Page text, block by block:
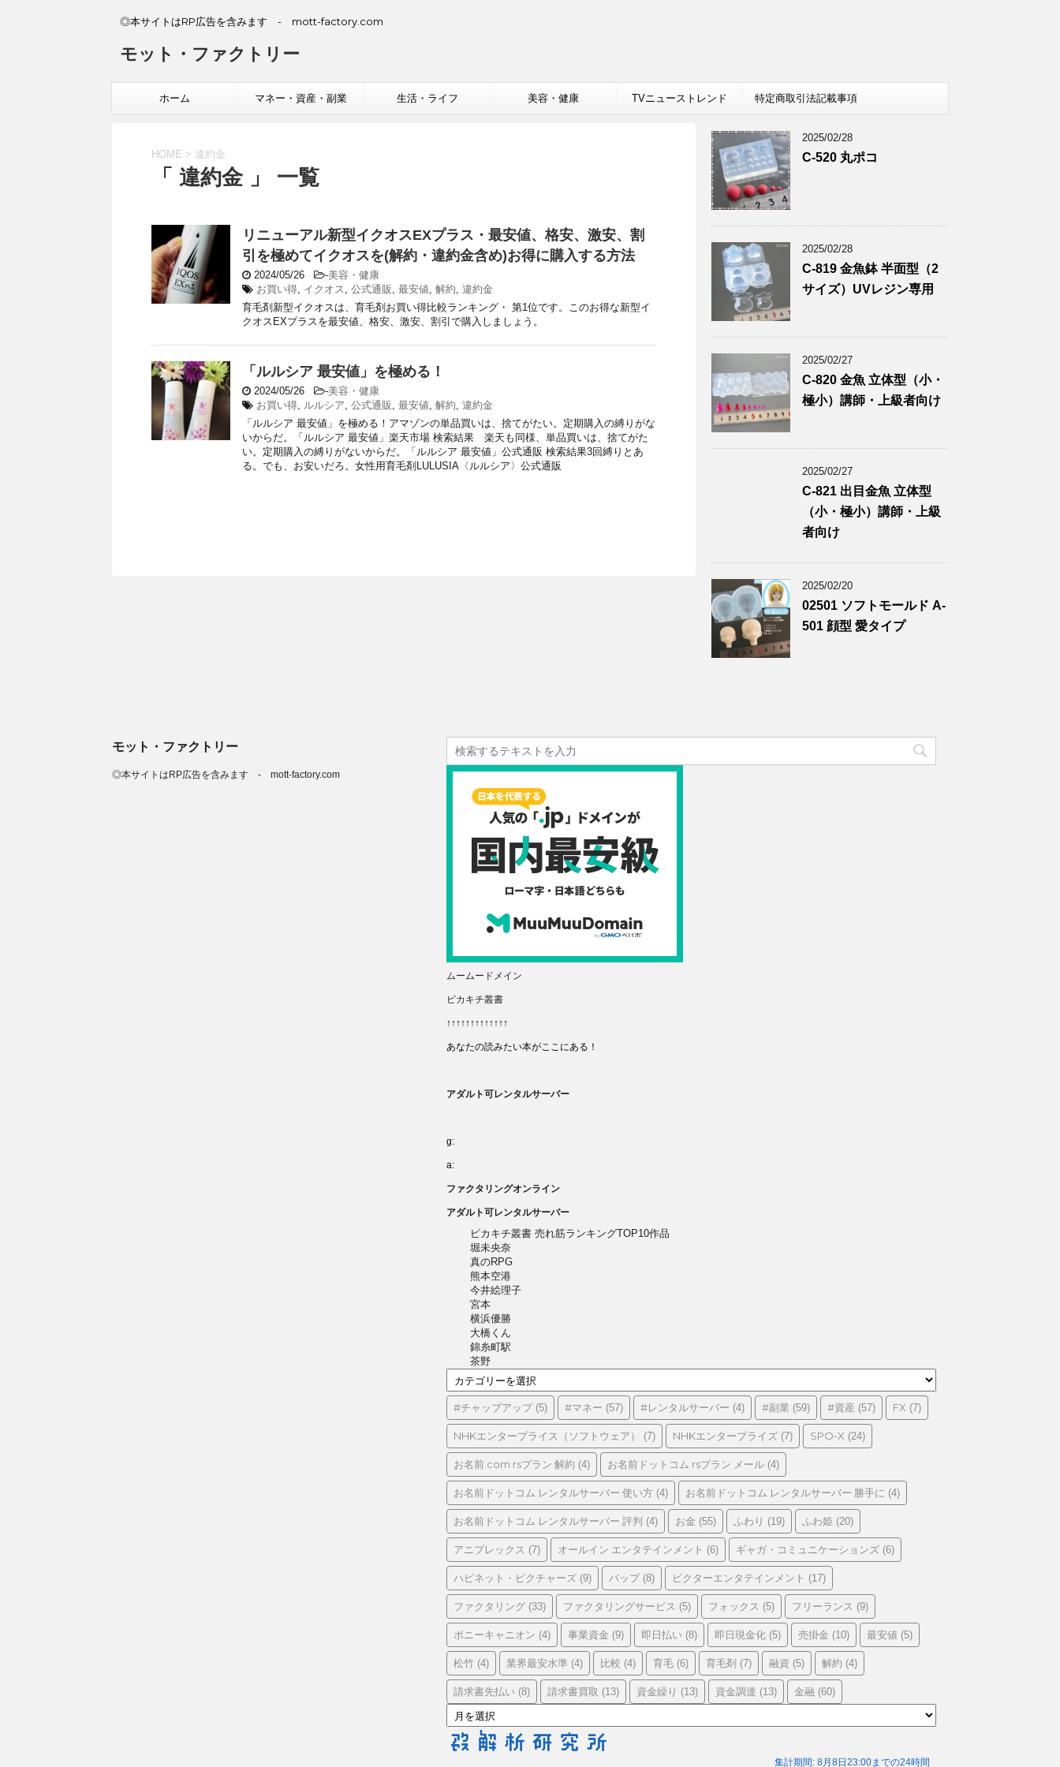
◎本サイトはRP広告を含みます - mott-factory.com
モット・ファクトリー
ホーム マネー・資産・副業 生活・ライフ 美容・健康 TVニューストレンド 特定商取引法記載事項
HOME > 違約金
「 違約金 」 一覧
リニューアル新型イクオスEXプラス・最安値、格安、激安、割
引を極めてイクオスを(解約・違約金含め)お得に購入する方法
2024/05/26 -美容・健康
お買い得, イクオス , 公式通販 , 最安値, 解約, 違約金
育毛剤新型イクオスは、育毛剤お買い得比較ランキング・ 第1位です。このお得な新型イ
クオスEXプラスを最安値、格安、激安、割引で購入しましょう。
「ルルシア 最安値」を極める！
2024/05/26 -美容・健康
お買い得, ルルシア, 公式通販 , 最安値, 解約, 違約金
「ルルシア 最安値」を極める！アマゾンの単品買いは、捨てがたい。定期購入の縛りがな
いからだ。「ルルシア 最安値」楽天市場 検索結果 楽天も同様、単品買いは、捨てがた
い。定期購入の縛りがないからだ。「ルルシア 最安値」公式通販 検索結果3回縛りとあ
る。でも、お安いだろ。女性用育毛剤LULUSIA〈ルルシア〉公式通販
2025/02/28
C-520 丸ポコ
2025/02/28
C-819 金魚鉢 半面型（2
サイズ）UVレジン専用
2025/02/27
C-820 金魚 立体型（小・
極小）講師・上級者向け
2025/02/27
C-821 出目金魚 立体型
（小・極小）講師・上級
者向け
2025/02/20
02501 ソフトモールド A-
501 顔型 愛タイプ
ムームードメイン
ピカキチ叢書
↑↑↑↑↑↑↑↑↑↑↑↑↑
あなたの読みたい本がここにある！
アダルト可レンタルサーバー
g:
a:
ファクタリングオンライン
アダルト可レンタルサーバー
ピカキチ叢書 売れ筋ランキングTOP10作品
堀未央奈
真のRPG
熊本空港
今井絵理子
宮本
横浜優勝
大橋くん
錦糸町駅
茶野
テ
ゴ
リ
ー
#チャップアップ(5) #マネー (57) #レンタルサーバー (4) #副業 (59) #資産 (57) FX (7)
NHKエンタープライス（ソフトウェア） (7) NHKエンタープライズ (7) SPO-X (24)
お名前.com rsプラン 解約 (4) お名前ドットコム rsプラン メール (4)
お名前ドットコム レンタルサーバー 使い方 (4) お名前ドットコム レンタルサーバー 勝手に (4)
お名前ドットコム レンタルサーバー 評判 (4) お金 (55) ふわり (19) ふわ姫 (20)
アニプレックス (7) オールイン エンタテインメント (6) ギャガ・コミュニケーションズ (6)
ハピネット・ピクチャーズ (9) バップ(8) ビクターエンタテインメント (17)
ファクタリング (33) ファクタリングサービス (5) フォックス (5) フリーランス (9)
ポニーキャニオン (4) 事業資金 (9) 即日払い (8) 即日現金化 (5) 売掛金 (10) 最安値 (5)
松竹 (4) 業界最安水準 (4) 比較 (4) 育毛 (6) 育毛剤 (7) 融資 (5) 解約 (4)
請求書先払い (8) 請求書買取 (13) 資金繰り (13) 資金調達 (13) 金融 (60)
ー
カ
イ
モット・ファクトリー
◎本サイトはRP広告を含みます - mott-factory.com